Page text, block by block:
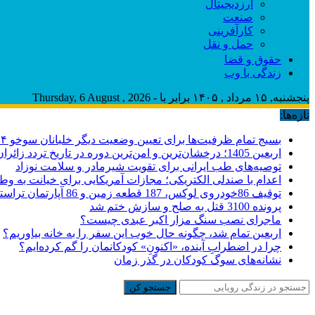
ارزدیجیتال
صنعت
کارآفرینی
حمل و نقل
حقوق و قضا
زندگی با وب
پنجشنبه, ۱۵ مرداد , ۱۴۰۵ برابر با - Thursday, 6 August , 2026
تازه‌ها:
بسیج تمام ظرفیت‌ها برای تعیین وضعیت دیگر خلبانان سوخو ۲۴ ایران
اربعین 1405؛ درخشان‌ترین و امن‌ترین دوره در تاریخ تردد زائران
توصیه‌های طب ایرانی برای تقویت شیرمادر و سلامت نوزاد
اعدام با صندلی الکتریکی؛ مجازات آمریکایی برای خیانت به
توقیف 86خودروی لوکس، 187 قطعه زمین و 86 آپارتمان تراستی‌ها
پرونده 3100 قتل به صلح و سازش ختم شد
ماجرای نصب سنگ مزار اکبر عبدی چیست؟
اربعین تمام شد، چگونه حال خوب این سفر را به خانه بیاوریم؟
چرا در اضطرابِ آینده، «اکنونِ» کودکانمان را گم کرده‌ایم؟
نشانه‌های سوگ کودکان در گذر زمان
جستجو کن